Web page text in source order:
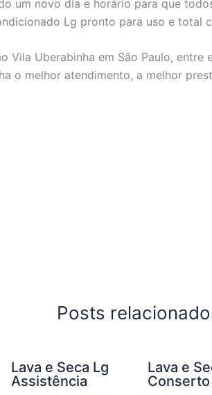
um novo dia e horário para que
Lg pronto para uso e total
Vila Uberabinha em São Paulo,
o melhor atendimento, a melhor
Posts
Lava e Seca Lg
Assistência
Lava e
Conserto